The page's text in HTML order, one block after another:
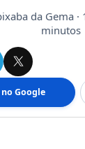
da Gema
minutos
Google